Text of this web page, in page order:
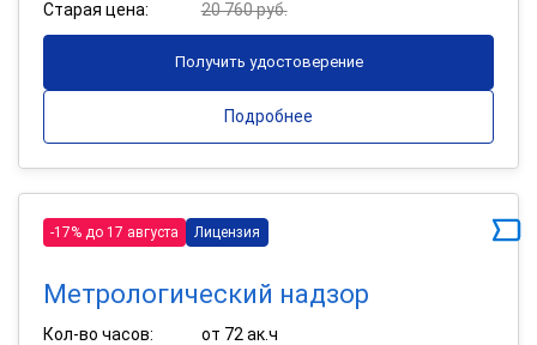
Старая цена: 20 760 руб.
Получить удостоверение
Подробнее
-17% до 17 августа Лицензия
Метрологический надзор
Кол-во часов:
от 72 ак.ч